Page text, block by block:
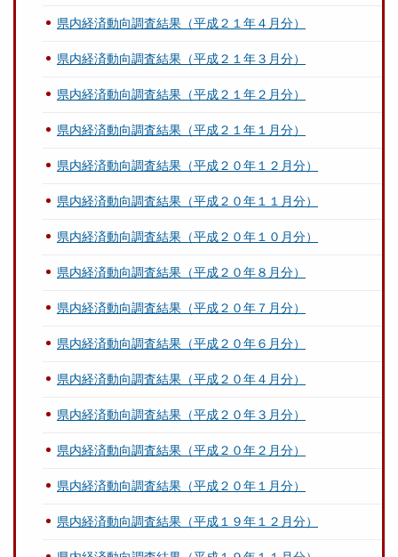
県内経済動向調査結果（平成２１年４月分）
県内経済動向調査結果（平成２１年３月分）
県内経済動向調査結果（平成２１年２月分）
県内経済動向調査結果（平成２１年１月分）
県内経済動向調査結果（平成２０年１２月分）
県内経済動向調査結果（平成２０年１１月分）
県内経済動向調査結果（平成２０年１０月分）
県内経済動向調査結果（平成２０年８月分）
県内経済動向調査結果（平成２０年７月分）
県内経済動向調査結果（平成２０年６月分）
県内経済動向調査結果（平成２０年４月分）
県内経済動向調査結果（平成２０年３月分）
県内経済動向調査結果（平成２０年２月分）
県内経済動向調査結果（平成２０年１月分）
県内経済動向調査結果（平成１９年１２月分）